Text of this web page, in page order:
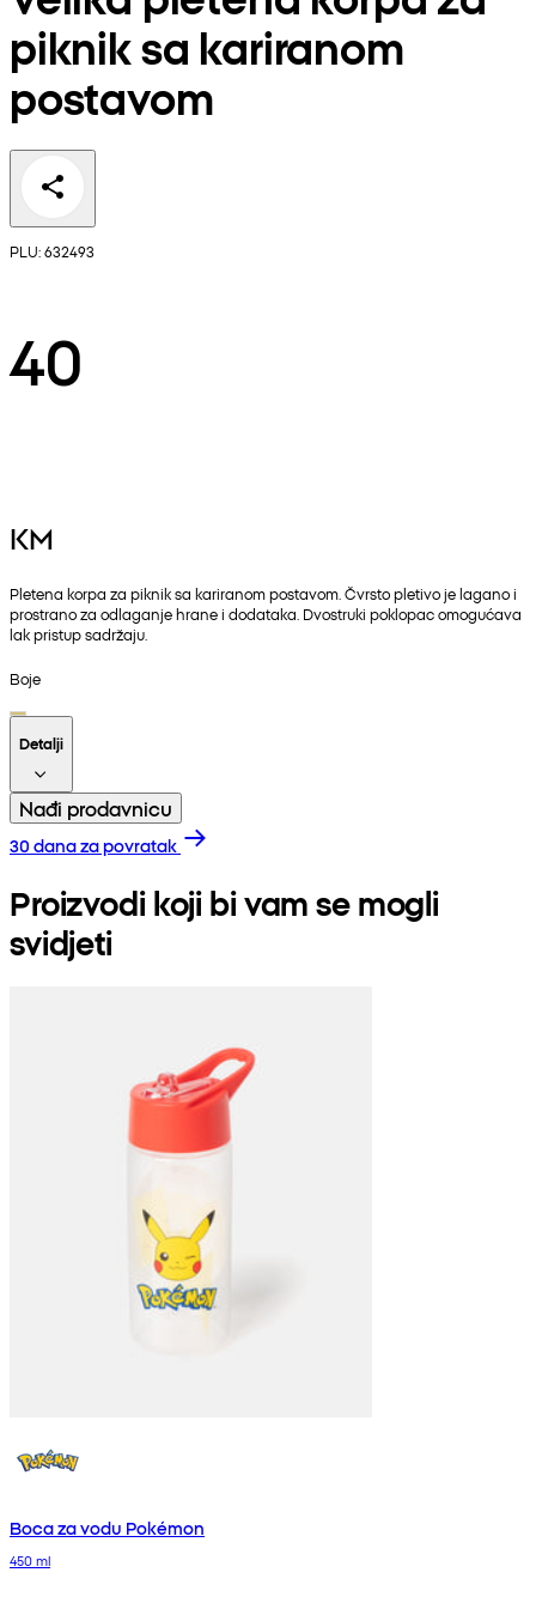
piknik sa kariranom
postavom
PLU: 632493
40
KM
Pletena korpa za piknik sa kariranom postavom. Čvrsto pletivo je lagano i
prostrano za odlaganje hrane i dodataka. Dvostruki poklopac omogućava
lak pristup sadržaju.
Boje
Detalji
Nađi prodavnicu
30 dana za povratak
Proizvodi koji bi vam se mogli
svidjeti
Boca za vodu Pokémon
450 ml